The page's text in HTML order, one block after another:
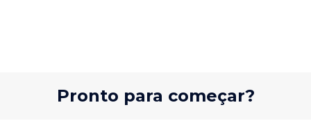
Pronto para começar?